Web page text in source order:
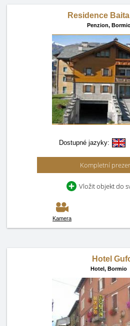
Residence
Penzion,
Dostupné jazyky:
Kompletní
Vložit objekt do
Kamera
Hotel
Hotel, Bormio